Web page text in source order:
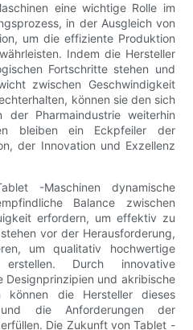
eine wichtige Rolle im
in der Ausgleich von
um die effiziente Produktion
Indem die Hersteller
Fortschritte stehen und
zwischen Geschwindigkeit
können sie den sich
der Pharmaindustrie weiterhin
bleiben ein Eckpfeiler der
der Innovation und Exzellenz
-Maschinen dynamische
Balance zwischen
erfordern, um effektiv zu
vor der Herausforderung,
um qualitativ hochwertige
Durch innovative
Designprinzipien und akribische
können die Hersteller dieses
und die Anforderungen der
Die Zukunft von Tablet -